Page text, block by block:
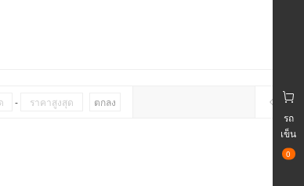
รถ
เข็น
0
- ตกลง